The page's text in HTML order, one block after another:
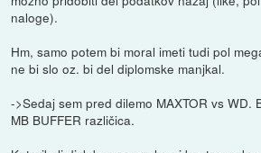
naloge).
Hm, samo potem bi moral imeti tudi pol
ne bi slo oz. bi del diplomske manjkal.
->Sedaj sem pred dilemo MAXTOR vs WD.
MB BUFFER različica.